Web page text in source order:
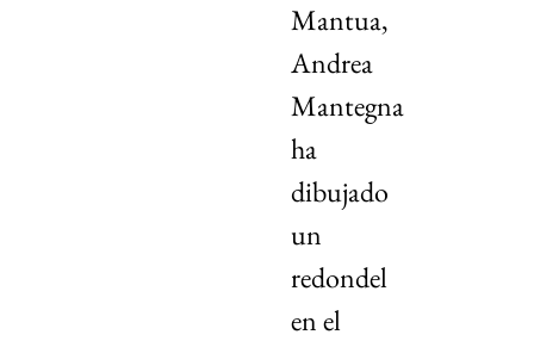
Mantua,
Andrea
Mantegna
ha
dibujado
un
redondel
en el